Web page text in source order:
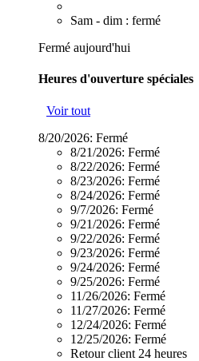
Sam - dim : fermé
Fermé aujourd'hui
Heures d'ouverture spéciales
Voir tout
8/20/2026: Fermé
8/21/2026: Fermé
8/22/2026: Fermé
8/23/2026: Fermé
8/24/2026: Fermé
9/7/2026: Fermé
9/21/2026: Fermé
9/22/2026: Fermé
9/23/2026: Fermé
9/24/2026: Fermé
9/25/2026: Fermé
11/26/2026: Fermé
11/27/2026: Fermé
12/24/2026: Fermé
12/25/2026: Fermé
Retour client 24 heures